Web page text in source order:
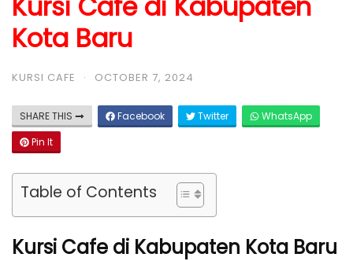
Kota Baru
KURSI CAFE · OCTOBER 7, 2024
SHARE THIS Facebook Twitter
WhatsApp
Pin It
Table of Contents
Kursi Cafe di Kabupaten Kota Baru